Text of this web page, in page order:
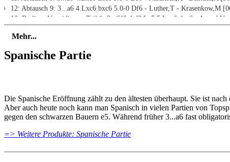
12: Abtausch 9: 3...a6 4.Lxc6 bxc6 5.0-0 Df6 - Luther,T - Krasenkow,M
13: Berliner Verteidigung Teil 1: 3...Sf6 4.d3 Lc5 5.Lxc6 dxc6 - Anand,V
15: Steinitz-Verteidigung: 3...d6 4.d4 Ld7 5.Sc3 exd4 - Adams,M -
17: Nebenvarianten 2: 3...Sge7 - Svidler,P - Aronian,L [06:06]
21: Nebenvarianten 6: 3...Lb4 - Balogh,C - Sedlak,N [05:45]
22: Zug um Zug - Solak,D - Kjartansson,G [14:41]
Testfragen
23: Aufgabe 01 [02:28]
24: Aufgabe 02 [01:08]
25: Aufgabe 03 [00:56]
Mehr...
Spanische Partie
Die Spanische Eröffnung zählt zu den ältesten überhaupt. Sie ist
Aber auch heute noch kann man Spanisch in vielen Partien von
gegen den schwarzen Bauern e5. Während früher 3...a6 fast
=> Weitere Produkte: Spanische Partie